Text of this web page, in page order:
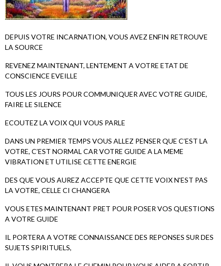
DEPUIS VOTRE INCARNATION, VOUS AVEZ ENFIN RETROUVE
LA SOURCE
REVENEZ MAINTENANT, LENTEMENT A VOTRE ETAT DE
CONSCIENCE EVEILLE
TOUS LES JOURS POUR COMMUNIQUER AVEC VOTRE GUIDE,
FAIRE LE SILENCE
ECOUTEZ LA VOIX QUI VOUS PARLE
DANS UN PREMIER TEMPS VOUS ALLEZ PENSER QUE C’EST LA
VOTRE, C’EST NORMAL CAR VOTRE GUIDE A LA MEME
VIBRATION ET UTILISE CETTE ENERGIE
DES QUE VOUS AUREZ ACCEPTE QUE CETTE VOIX N'EST PAS
LA VOTRE, CELLE CI CHANGERA
VOUS ETES MAINTENANT PRET POUR POSER VOS QUESTIONS
A VOTRE GUIDE
IL PORTERA A VOTRE CONNAISSANCE DES REPONSES SUR DES
SUJETS SPIRITUELS,